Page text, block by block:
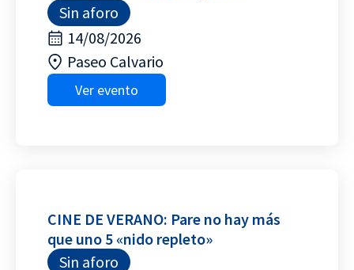
Sin aforo
14/08/2026
Paseo Calvario
Ver evento
CINE DE VERANO: Pare no hay más
que uno 5 «nido repleto»
Sin aforo